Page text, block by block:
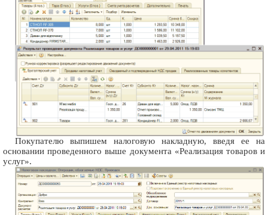
Покупателю выпишем налоговую накладную, введя ее на
основании проведенного выше документа «Реализация товаров и
услуг».